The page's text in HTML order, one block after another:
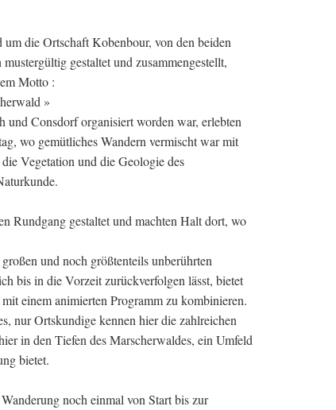
die Ortschaft Kobenbour, von den beiden
gestaltet und zusammengestellt,
Motto :
»
und Consdorf organisiert worden war, erlebten
wo gemütliches Wandern vermischt war mit
Vegetation und die Geologie des
Rundgang gestaltet und machten Halt dort, wo
und noch größtenteils unberührten
bis in die Vorzeit zurückverfolgen lässt, bietet
einem animierten Programm zu kombinieren.
nur Ortskundige kennen hier die zahlreichen
in den Tiefen des Marscherwaldes, ein Umfeld
bietet.
noch einmal von Start bis zur